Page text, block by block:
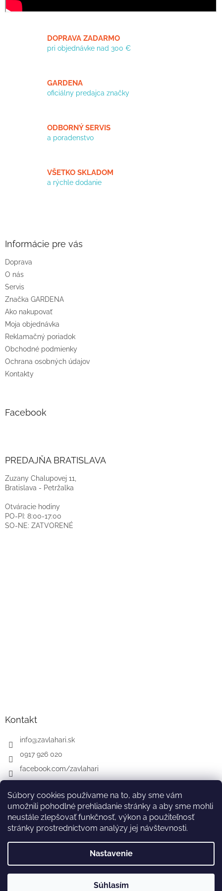
Súbory cookies používame na to, aby sme vám
umožnili pohodlné prehliadanie stránky a aby sme mohli
neustále zlepšovať funkčnosť, výkon a použiteľnosť
stránky prostredníctvom analýzy jej návštevnosti.
Nastavenie
Súhlasím
DOPRAVA ZADARMO
pri objednávke nad 300 €
GARDENA
oficiálny predajca značky
ODBORNÝ SERVIS
a poradenstvo
VŠETKO SKLADOM
a rýchle dodanie
e
Informácie pre vás
Doprava
O nás
Servis
Značka GARDENA
Ako nakupovať
Moja objednávka
Reklamačný poriadok
Obchodné podmienky
Ochrana osobných údajov
Kontakty
Facebook
PREDAJŇA BRATISLAVA
Zuzany Chalupovej 11,
Bratislava - Petržalka
Otváracie hodiny
PO-PI: 8:00-17:00
SO-NE: ZATVORENÉ
Kontakt
info@zavlahari.sk
0917 926 020
facebook.com/zavlahari
GARDENA McCULLOCH CZ AT DE
Vytvoril Shoptet
zavlahari.sk. Všetky práva vyhradené.